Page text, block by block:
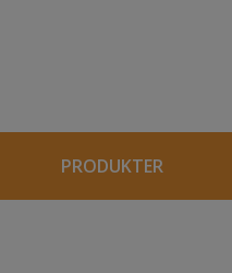
PRODUKTER